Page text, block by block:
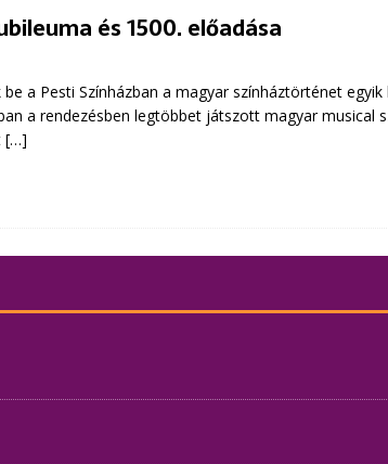
és 1500. előadása
a Pesti Színházban a magyar színháztörténet egyik
a rendezésben legtöbbet játszott magyar musical
[…]